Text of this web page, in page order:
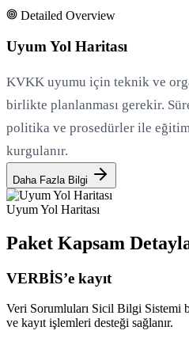
Detailed Overview
Uyum Yol Haritası
KVKK uyumu için teknik ve
birlikte planlanması gerekir.
politika ve prosedürler ile
kurgulanır.
Daha Fazla Bilgi
Uyum Yol Haritası
Paket Kapsam
VERBİS’e kayıt
Veri Sorumluları Sicil Bilgi Sistemi
ve kayıt işlemleri desteği sağlanır.